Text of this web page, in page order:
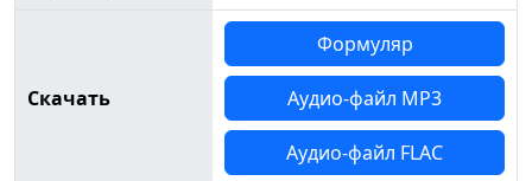
Скачать
Формуляр
Аудио-файл MP3
Аудио-файл FLAC